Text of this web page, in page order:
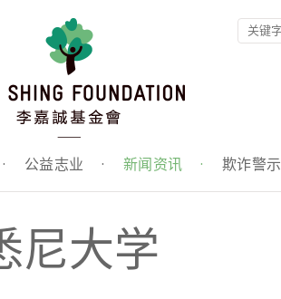
· 公益志业 · 新闻资讯 · 欺诈警示
尼大学